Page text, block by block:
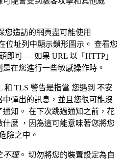
您造訪的網頁盡可能使用
位址列中顯示鎖形圖示。 查看您
即可 — 如果 URL 以「HTTP」
在您進行一些敏感操作時。
和 TLS 警告是指當 您遇到 不安
彈出的訊息，並且您很可能沒
知。 在下次跳過通知之前，花
麼 ，因為這可能意味著您將您
險之中。
不理。 切勿將您的裝置設定為自